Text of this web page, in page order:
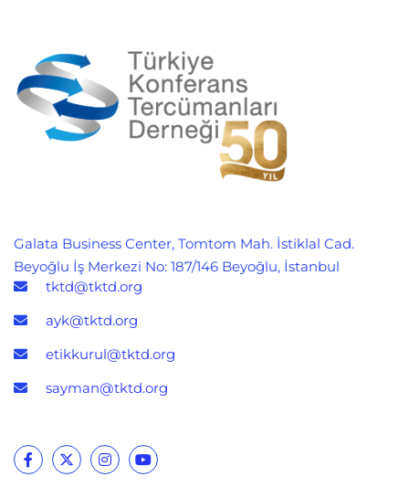
Galata Business Center, Tomtom Mah. İstiklal Cad.
Beyoğlu İş Merkezi No: 187/146 Beyoğlu, İstanbul
tktd@tktd.org
ayk@tktd.org
etikkurul@tktd.org
sayman@tktd.org